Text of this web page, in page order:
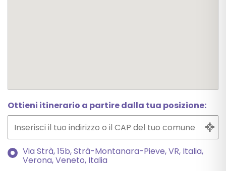
Ottieni itinerario a partire dalla tua posizione:
Via Strà, 15b, Strà-Montanara-Pieve, VR, Italia,
Verona, Veneto, Italia